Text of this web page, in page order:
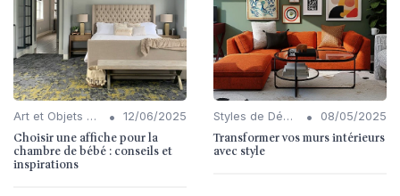
Art et Objets Décoratifs • 12/06/2025
Choisir une affiche pour la
chambre de bébé : conseils et
inspirations
Styles de Décoration Intérieure • 08/05/2025
Transformer vos murs intérieurs
avec style